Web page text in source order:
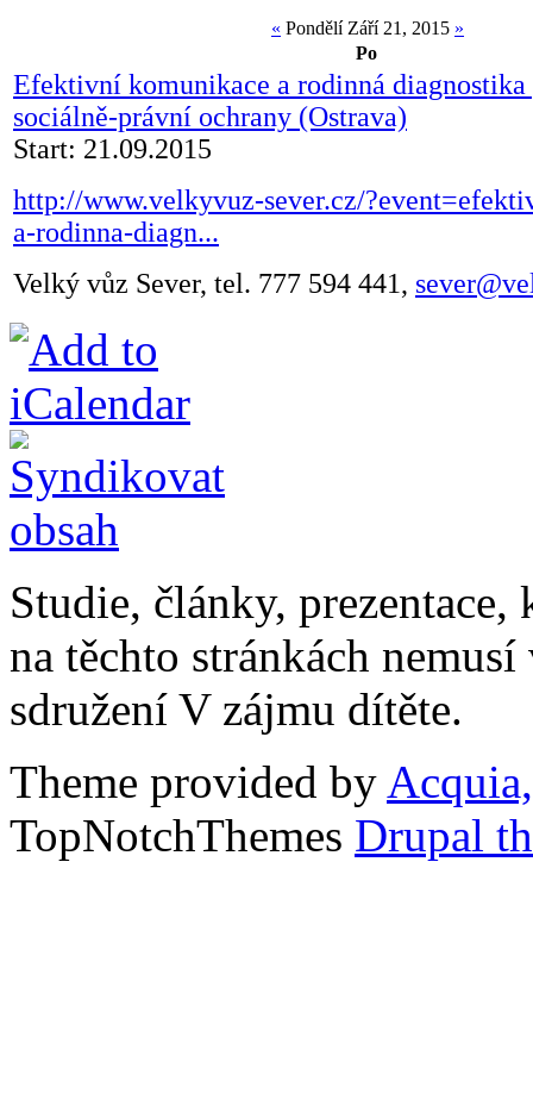
« Pondělí Září 21, 2015 »
Po
Efektivní komunikace a rodinná
sociálně-právní ochrany (Ostrava)
Start: 21.09.2015
http://www.velkyvuz-sever.cz/
a-rodinna-diagn...
Velký vůz Sever, tel. 777 594 441,
Studie, články,
na těchto stránkách
sdružení V zájmu dítěte.
Theme provided by
TopNotchThemes Drupal